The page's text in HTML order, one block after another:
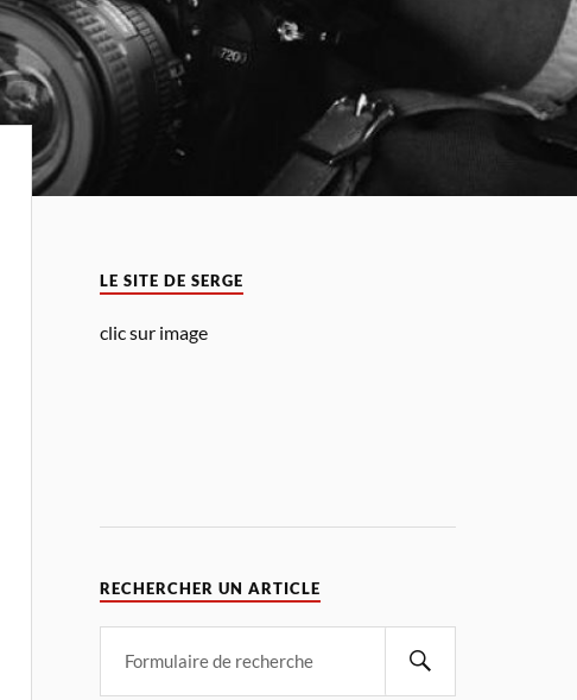
LE SITE DE SERGE
clic sur image
RECHERCHER UN ARTICLE